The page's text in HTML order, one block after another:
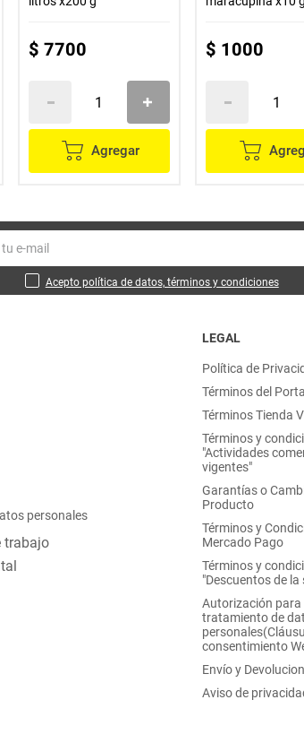
$ 7700
Agregar
$ 1000
Acepto política de datos, términos y condiciones
personales
trabajo
LEGAL
Política de
Términos del Portal
Términos Tienda
Términos y
"Actividades
vigentes"
Garantías o
Producto
Términos y
Mercado Pago
Términos y
"Descuentos de la
Autorización para
tratamiento de
consentimiento
Envío y
Aviso de